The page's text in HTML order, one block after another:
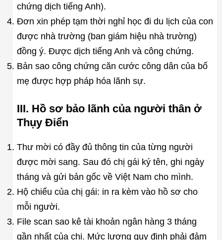
chứng dịch tiếng Anh).
Đơn xin phép tạm thời nghỉ học đi du lịch của con
được nhà trường (ban giám hiệu nhà trường)
đồng ý. Được dịch tiếng Anh và công chứng.
Bản sao công chứng căn cước công dân của bố
mẹ được hợp pháp hóa lãnh sự.
III. Hồ sơ bảo lãnh của người thân ở
Thụy Điển
Thư mời có đầy đủ thông tin của từng người
được mời sang. Sau đó chị gái ký tên, ghi ngày
tháng và gửi bản gốc về Việt Nam cho mình.
Hộ chiếu của chị gái: in ra kèm vào hồ sơ cho
mỗi người.
File scan sao kê tài khoản ngân hàng 3 tháng
gần nhất của chị. Mức lương quy định phải đảm